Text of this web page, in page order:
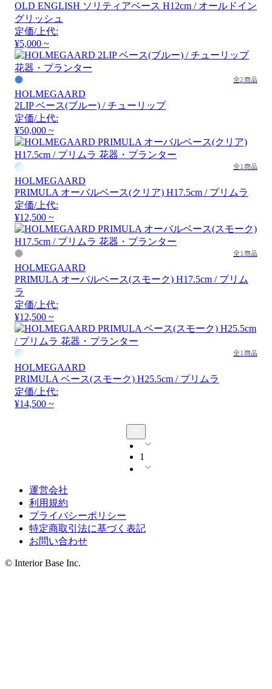
OLD ENGLISH ソリティアベース H12cm / オールドイン
グリッシュ
定価/上代:
¥5,000 ~
全2商品
HOLMEGAARD
2LIP ベース(ブルー) / チューリップ
定価/上代:
¥50,000 ~
全1商品
HOLMEGAARD
PRIMULA オーバルベース(クリア) H17.5cm / プリムラ
定価/上代:
¥12,500 ~
全1商品
HOLMEGAARD
PRIMULA オーバルベース(スモーク) H17.5cm / プリム
ラ
定価/上代:
¥12,500 ~
全1商品
HOLMEGAARD
PRIMULA ベース(スモーク) H25.5cm / プリムラ
定価/上代:
¥14,500 ~
1
運営会社
利用規約
プライバシーポリシー
特定商取引法に基づく表記
お問い合わせ
© Interior Base Inc.